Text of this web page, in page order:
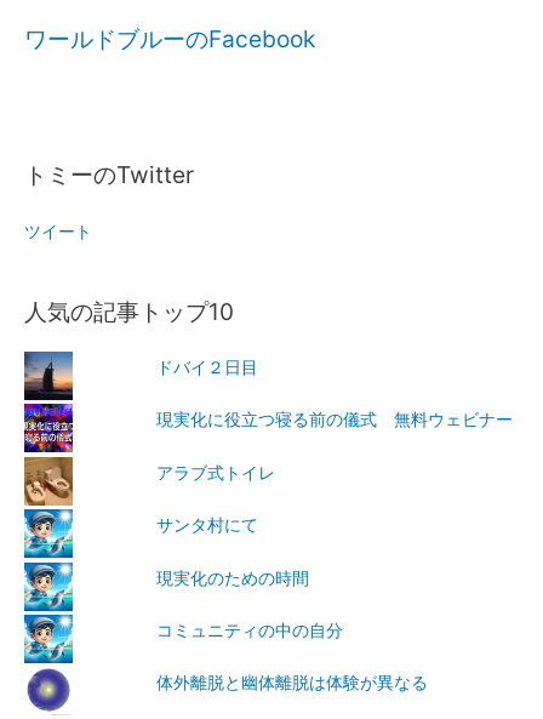
ワールドブルーのFacebook
トミーのTwitter
ツイート
人気の記事トップ10
ドバイ２日目
現実化に役立つ寝る前の儀式 無料ウェビナー
アラブ式トイレ
サンタ村にて
現実化のための時間
コミュニティの中の自分
体外離脱と幽体離脱は体験が異なる